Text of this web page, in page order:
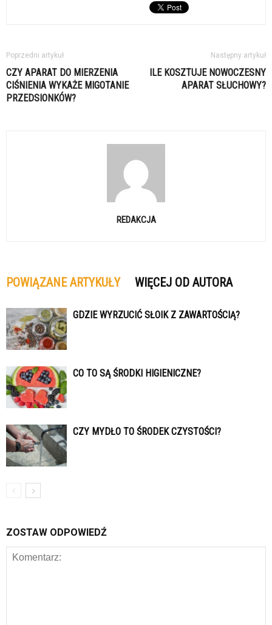
Poprzedni artykuł
CZY APARAT DO MIERZENIA
CIŚNIENIA WYKAŻE MIGOTANIE
PRZEDSIONKÓW?
Następny artykuł
ILE KOSZTUJE NOWOCZESNY
APARAT SŁUCHOWY?
REDAKCJA
POWIĄZANE ARTYKUŁY WIĘCEJ OD AUTORA
GDZIE WYRZUCIĆ SŁOIK Z ZAWARTOŚCIĄ?
CO TO SĄ ŚRODKI HIGIENICZNE?
CZY MYDŁO TO ŚRODEK CZYSTOŚCI?
ZOSTAW ODPOWIEDŹ